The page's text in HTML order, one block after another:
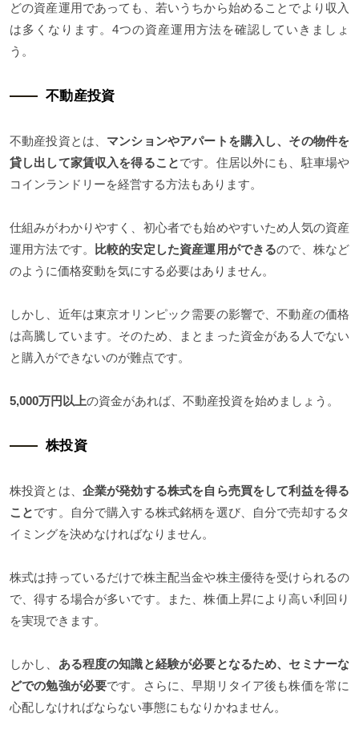
どの資産運用であっても、若いうちから始めることでより収入
は多くなります。4つの資産運用方法を確認していきましょ
う。
不動産投資
不動産投資とは、 マンションやアパートを購入し、その物件を
貸し出して家賃収入を得ることです。住居以外にも、駐車場や
コインランドリーを経営する方法もあります。
仕組みがわかりやすく、初心者でも始めやすいため人気の資産
運用方法です。
比較的安定した資産運用ができるので、株など
のように価格変動を気にする必要はありません。
しかし、近年は東京オリンピック需要の影響で、不動産の価格
は高騰しています。そのため、まとまった資金がある人でない
と購入ができないのが難点です。
5,000万円以上の資金があれば、不動産投資を始めましょう。
株投資
株投資とは、 企業が発効する株式を自ら売買をして利益を得る
ことです。自分で購入する株式銘柄を選び、自分で売却するタ
イミングを決めなければなりません。
株式は持っているだけで株主配当金や株主優待を受けられるの
で、得する場合が多いです。また、株価上昇により高い利回り
を実現できます。
しかし、 ある程度の知識と経験が必要となるため、セミナーな
どでの勉強が必要です。さらに、早期リタイア後も株価を常に
心配しなければならない事態にもなりかねません。